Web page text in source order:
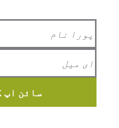
سائن اپ